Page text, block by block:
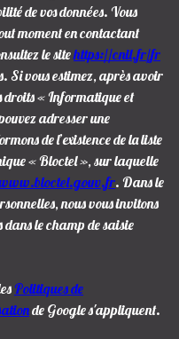
de vos données. Vous
moment en contactant
le sitehttps://cnil.fr/fr
Si vous estimez, après avoir
droits « Informatique et
adresser une
de l’existence de la liste
« Bloctel », sur laquelle
. Dans le
nous vous invitons
dans le champ de saisie
Politiques de
de Google s'appliquent.